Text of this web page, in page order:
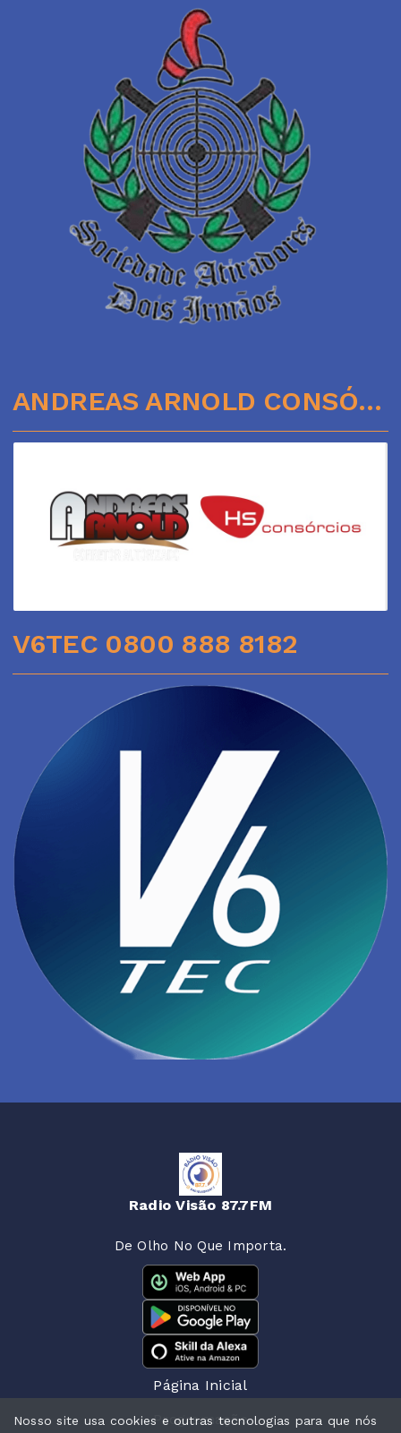
ANDREAS ARNOLD CONSÓRCIOS
V6TEC 0800 888 8182
Radio Visão 87.7FM
De Olho No Que Importa.
Página Inicial
Programação
Nosso site usa cookies e outras tecnologias para que nós